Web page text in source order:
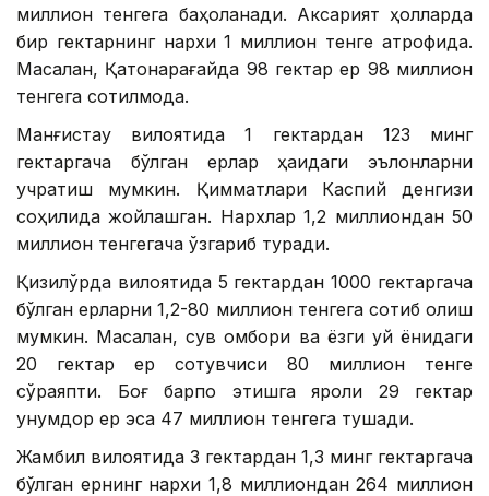
миллион тенгега баҳоланади. Аксарият ҳолларда
бир гектарнинг нархи 1 миллион тенге атрофида.
Масалан, Қатонқарағайда 98 гектар ер 98 миллион
тенгега сотилмоқда.
Манғистау вилоятида 1 гектардан 123 минг
гектаргача бўлган ерлар ҳақидаги эълонларни
учратиш мумкин. Қимматлари Каспий денгизи
соҳилида жойлашган. Нархлар 1,2 миллиондан 50
миллион тенгегача ўзгариб туради.
Қизилўрда вилоятида 5 гектардан 1000 гектаргача
бўлган ерларни 1,2-80 миллион тенгега сотиб олиш
мумкин. Масалан, сув омбори ва ёзги уй ёнидаги
20 гектар ер сотувчиси 80 миллион тенге
сўраяпти. Боғ барпо этишга яроқли 29 гектар
унумдор ер эса 47 миллион тенгега тушади.
Жамбил вилоятида 3 гектардан 1,3 минг гектаргача
бўлган ернинг нархи 1,8 миллиондан 264 миллион